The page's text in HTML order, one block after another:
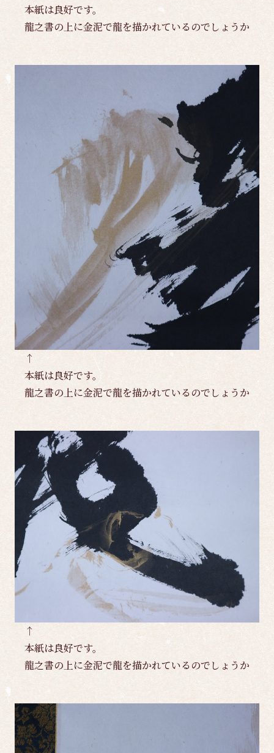
本紙は良好です。
龍之書の上に金泥で龍を描かれているのでしょうか
↑
本紙は良好です。
龍之書の上に金泥で龍を描かれているのでしょうか
↑
本紙は良好です。
龍之書の上に金泥で龍を描かれているのでしょうか